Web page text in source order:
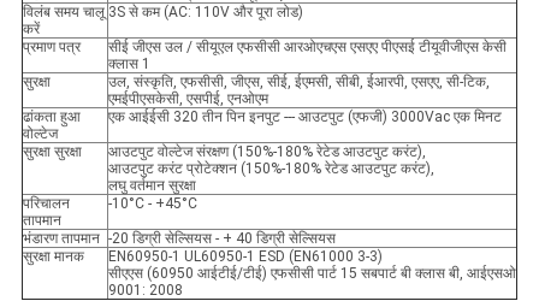
विलंब समय चालू
करें
3S से कम (AC: 110V और पूरा लोड)
प्रमाण पत्र
सीई जीएस उल / सीयूएल एफसीसी आरओएचएस एसएए पीएसई टीयूवीजीएस केसी
क्लास 1
सुरक्षा
उल, संस्कृति, एफसीसी, जीएस, सीई, ईएमसी, सीबी, ईआरपी, एसएए, सी-टिक,
एमईपीएसकेसी, एसपीई, एनओएम
ढांकता हुआ
वोल्टेज
एक आईईसी 320 तीन पिन इनपुट --- आउटपुट (एफजी) 3000Vac एक मिनट
सुरक्षा सुरक्षा
आउटपुट वोल्टेज संरक्षण (150%-180% रेटेड आउटपुट करंट),
आउटपुट करंट प्रोटेक्शन (150%-180% रेटेड आउटपुट करंट),
लघु वर्तमान सुरक्षा
परिचालन
तापमान
-10°C - +45°C
भंडारण तापमान -20 डिग्री सेल्सियस - + 40 डिग्री सेल्सियस
सुरक्षा मानक
EN60950-1 UL60950-1 ESD (EN61000 3-3)
सीएएस (60950 आईटीई/टीई) एफसीसी पार्ट 15 सबपार्ट बी क्लास बी, आईएसओ
9001: 2008